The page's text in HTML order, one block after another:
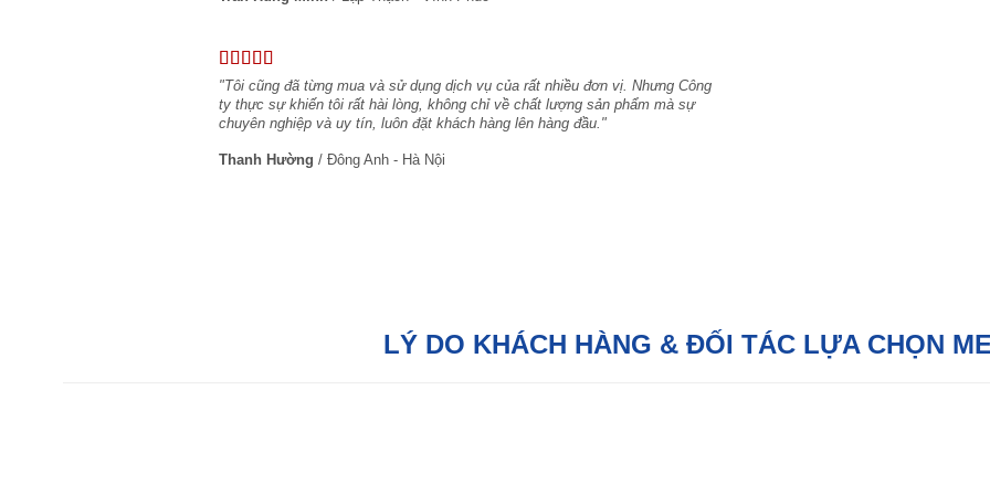
"Tôi cũng đã từng mua và sử dụng dịch vụ của rất nhiều đơn vị. Nhưng Công
ty thực sự khiến tôi rất hài lòng, không chỉ về chất lượng sản phẩm mà sự
chuyên nghiệp và uy tín, luôn đặt khách hàng lên hàng đầu."
Thanh Hường / Đông Anh - Hà Nội
LÝ DO KHÁCH HÀNG & ĐỐI TÁC LỰA CHỌN